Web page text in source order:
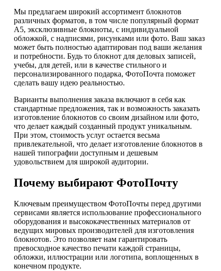
Мы предлагаем широкий ассортимент блокнотов
различных форматов, в том числе популярный формат
А5, эксклюзивные блокноты, с индивидуальной
обложкой, с надписями, рисунками или фото. Ваш заказ
может быть полностью адаптирован под ваши желания
и потребности. Будь то блокнот для деловых записей,
учебы, для детей, или в качестве стильного и
персонализированного подарка, ФотоПочта поможет
сделать вашу идею реальностью.
Варианты выполнения заказа включают в себя как
стандартные предложения, так и возможность заказать
изготовление блокнотов со своим дизайном или фото,
что делает каждый созданный продукт уникальным.
При этом, стоимость услуг остается весьма
привлекательной, что делает изготовление блокнотов в
нашей типографии доступным и дешевым
удовольствием для широкой аудитории.
Почему выбирают ФотоПочту
Ключевым преимуществом ФотоПочты перед другими
сервисами является использование профессионального
оборудования и высококачественных материалов от
ведущих мировых производителей для изготовления
блокнотов. Это позволяет нам гарантировать
превосходное качество печати каждой страницы,
обложки, иллюстрации или логотипа, воплощенных в
конечном продукте.